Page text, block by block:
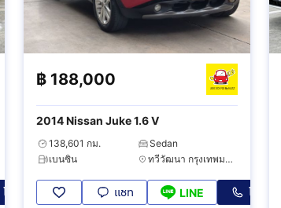
โทร
฿ 188,000
2014 Nissan Juke 1.6 V
138,601 กม.
Sedan
เบนซิน
ทวีวัฒนา กรุงเทพมหานคร
แชท LINE โทร